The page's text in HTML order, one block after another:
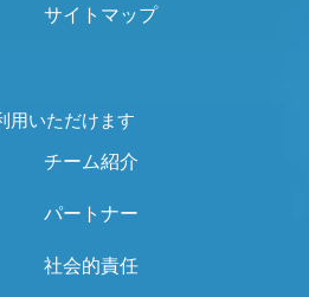
サイトマップ
用いただけます
チーム紹介
パートナー
社会的責任